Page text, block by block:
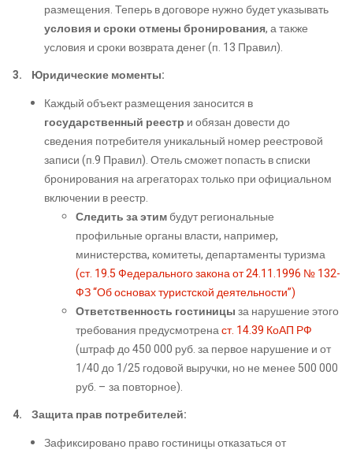
размещения. Теперь в договоре нужно будет указывать
условия и сроки отмены бронирования, а также
условия и сроки возврата денег (п. 13 Правил).
3. Юридические моменты:
Каждый объект размещения заносится в
государственный реестр и обязан довести до
сведения потребителя уникальный номер реестровой
записи (п.9 Правил). Отель сможет попасть в списки
бронирования на агрегаторах только при официальном
включении в реестр.
Следить за этимбудут региональные
профильные органы власти, например,
министерства, комитеты, департаменты туризма
(ст. 19.5 Федерального закона от 24.11.1996 № 132-
ФЗ “Об основах туристской деятельности”)
Ответственность гостиницыза нарушение этого
требования предусмотренаст. 14.39 КоАП РФ
(штраф до 450 000 руб. за первое нарушение и от
1/40 до 1/25 годовой выручки, но не менее 500 000
руб. – за повторное).
4. Защита прав потребителей:
Зафиксировано право гостиницы отказаться от